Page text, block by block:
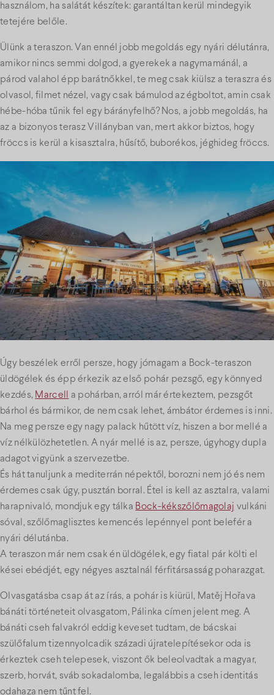
használom, ha salátát készítek: garantáltan kerül mindegyik
tetejére belőle.
Ülünk a teraszon. Van ennél jobb megoldás egy nyári délutánra,
amikor nincs semmi dolgod, a gyerekek a nagymamánál, a
párod valahol épp barátnőkkel, te meg csak kiülsz a teraszra és
olvasol, filmet nézel, vagy csak bámulod az égboltot, amin csak
hébe-hóba tűnik fel egy bárányfelhő? Nos, a jobb megoldás, ha
az a bizonyos terasz Villányban van, mert akkor biztos, hogy
fröccs is kerül a kisasztalra, hűsítő, buborékos, jéghideg fröccs.
Úgy beszélek erről persze, hogy jómagam a Bock-teraszon
üldögélek és épp érkezik az első pohár pezsgő, egy könnyed
kezdés, Marcell
a pohárban, arról már értekeztem, pezsgőt
bárhol és bármikor, de nem csak lehet, ámbátor érdemes is inni.
Na meg persze egy nagy palack hűtött víz, hiszen a bor mellé a
víz nélkülözhetetlen. A nyár mellé is az, persze, úgyhogy dupla
adagot vigyünk a szervezetbe.
És hát tanuljunk a mediterrán népektől, borozni nem jó és nem
érdemes csak úgy, pusztán borral. Étel is kell az asztalra, valami
harapnivaló, mondjuk egy tálka Bock-kékszőlőmagolaj vulkáni
sóval, szőlőmaglisztes kemencés lepénnyel pont belefér a
nyári délutánba.
A teraszon már nem csak én üldögélek, egy fiatal pár költi el
kései ebédjét, egy négyes asztalnál férfitársasság poharazgat.
Olvasgatásba csap át az írás, a pohár is kiürül, Matěj Hořava
bánáti történeteit olvasgatom, Pálinka címen jelent meg. A
bánáti cseh falvakról eddig keveset tudtam, de bácskai
szülőfalum tizennyolcadik századi újratelepítésekor oda is
érkeztek cseh telepesek, viszont ők beleolvadtak a magyar,
szerb, horvát, sváb sokadalomba, legalábbis a cseh identitás
odahaza nem tűnt fel.